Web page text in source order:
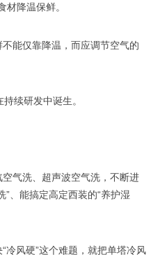
材降温保鲜。
能仅靠降温，而应调节空气的
续研发中诞生。
气洗、超声波空气洗，不断进
”、能搞定高定西装的“养护湿
冷风硬”这个难题，就把单塔冷风